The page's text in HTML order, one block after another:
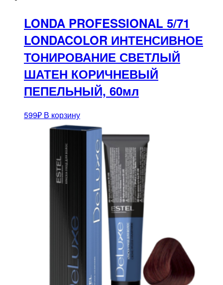
LONDA PROFESSIONAL 5/71
LONDACOLOR ИНТЕНСИВНОЕ
ТОНИРОВАНИЕ СВЕТЛЫЙ
ШАТЕН КОРИЧНЕВЫЙ
ПЕПЕЛЬНЫЙ, 60мл
599₽ В корзину